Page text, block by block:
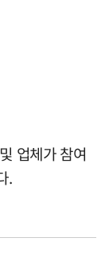
업체가 참여
.